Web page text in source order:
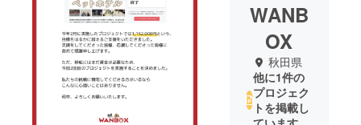
WANB
OX
秋田県
他に1件の
プロジェク
トを掲載し